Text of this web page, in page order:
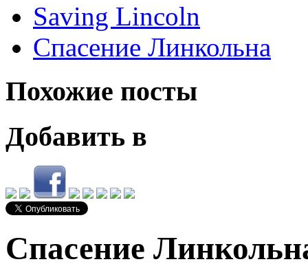
Saving Lincoln
Спасение Линкольна
Похожие посты
Добавить в
Спасение